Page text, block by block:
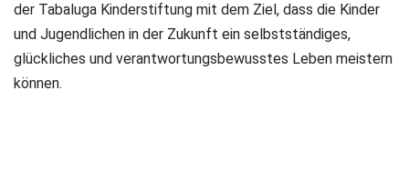
der Tabaluga Kinderstiftung mit dem Ziel, dass die Kinder
und Jugendlichen in der Zukunft ein selbstständiges,
glückliches und verantwortungsbewusstes Leben meistern
können.